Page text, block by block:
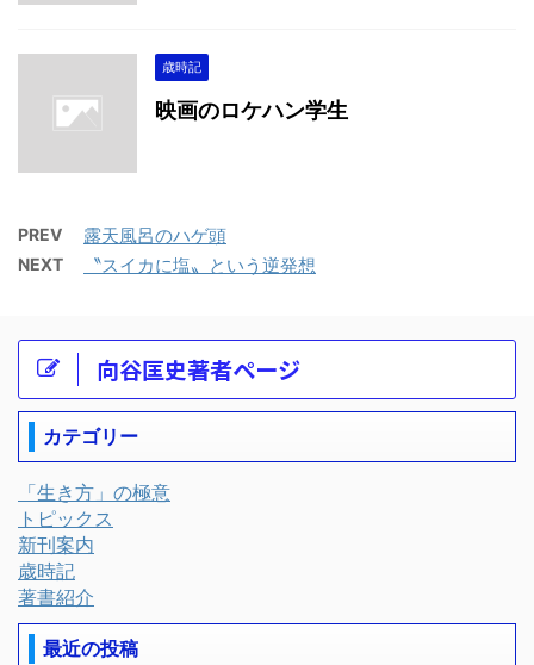
歳時記
映画のロケハン学生
PREV 露天風呂のハゲ頭
NEXT 〝スイカに塩〟という逆発想
向谷匡史著者ページ
カテゴリー
「生き方」の極意
トピックス
新刊案内
歳時記
著書紹介
最近の投稿